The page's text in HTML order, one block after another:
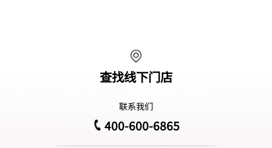
查找线下门店
联系我们
400-600-6865